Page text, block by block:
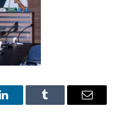
LinkedInTumblr
E-